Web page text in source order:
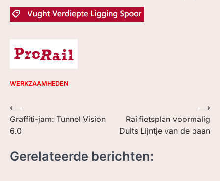
WERKZAAMHEDEN
Bericht
navigatie
⟵
Graffiti-jam: Tunnel Vision
6.0
Railfietsplan voormalig
Duits Lijntje van de baan
⟶
Gerelateerde berichten: